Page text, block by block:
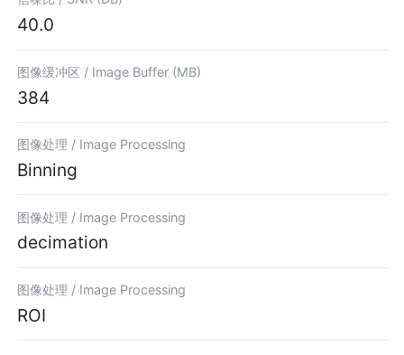
40.0
图像缓冲区 / Image Buffer (MB)
384
图像处理 / Image Processing
Binning
图像处理 / Image Processing
decimation
图像处理 / Image Processing
ROI